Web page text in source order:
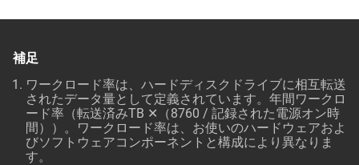
補足
ワークロード率は、ハードディスクドライブに相互転送
されたデータ量として定義されています。年間ワークロ
ード率（転送済みTB ✕（8760 / 記録された電源オン時
間））。ワークロード率は、お使いのハードウェアおよ
びソフトウェアコンポーネントと構成により異なりま
す。